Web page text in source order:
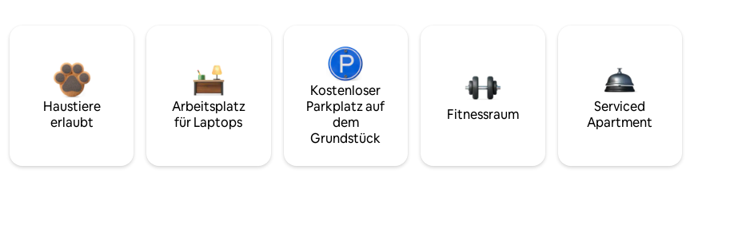
Haustiere
erlaubt
Arbeitsplatz
für Laptops
Kostenloser
Parkplatz auf
dem
Grundstück
Fitnessraum
Serviced
Apartment